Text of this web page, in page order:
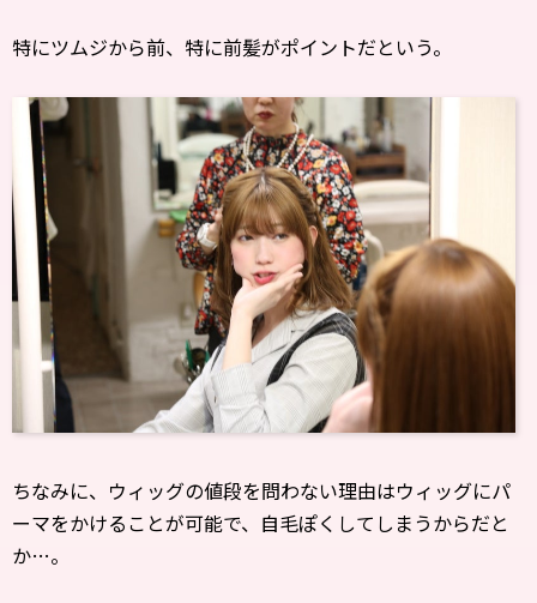
特にツムジから前、特に前髪がポイントだという。
ちなみに、ウィッグの値段を問わない理由はウィッグにパ
ーマをかけることが可能で、自毛ぽくしてしまうからだと
か…。